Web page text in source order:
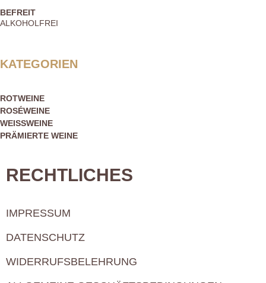
BEFREIT
ALKOHOLFREI
KATEGORIEN
ROTWEINE
ROSÉWEINE
WEISSWEINE
PRÄMIERTE WEINE
RECHTLICHES
IMPRESSUM
DATENSCHUTZ
WIDERRUFSBELEHRUNG